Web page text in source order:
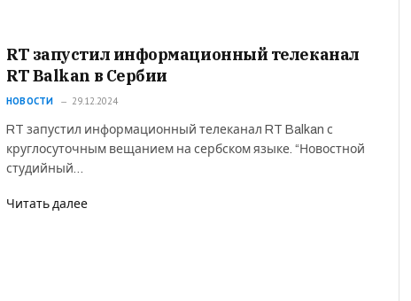
RT запустил информационный телеканал
RT Balkan в Сербии
НОВОСТИ 29.12.2024
RT запустил информационный телеканал RT Balkan с
круглосуточным вещанием на сербском языке. “Новостной
студийный…
Читать далее